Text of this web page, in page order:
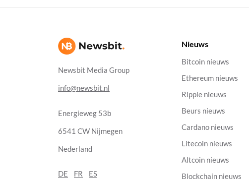
Newsbit Media Group
info@newsbit.nl
Energieweg 53b
6541 CW Nijmegen
Nederland
DE FR ES
Nieuws
Bitcoin nieuws
Ethereum nieuws
Ripple nieuws
Beurs nieuws
Cardano nieuws
Litecoin nieuws
Altcoin nieuws
Blockchain nieuws